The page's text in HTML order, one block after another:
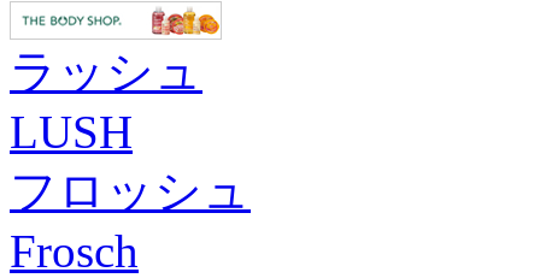
ラッシュ
LUSH
フロッシュ
Frosch